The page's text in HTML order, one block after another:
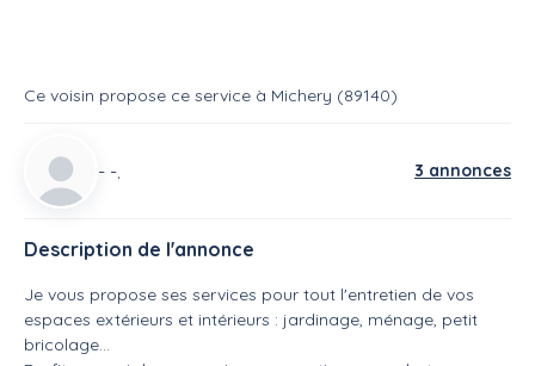
Ce voisin propose ce service à Michery (89140)
- -. 3 annonces
Description de l'annonce
Je vous propose ses services pour tout l'entretien de vos
espaces extérieurs et intérieurs : jardinage, ménage, petit
bricolage…